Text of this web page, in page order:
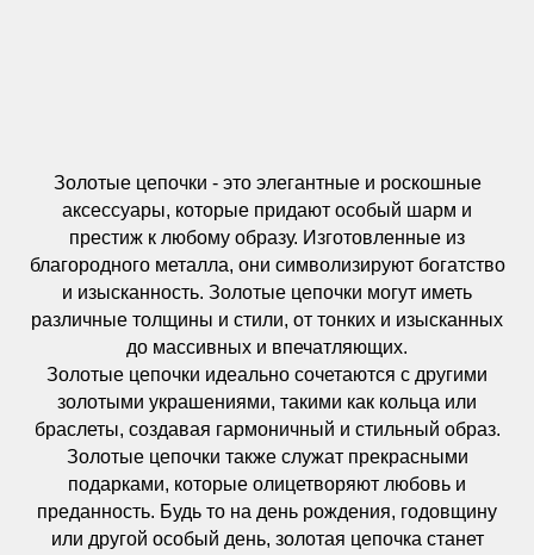
Золотые цепочки - это элегантные и роскошные
аксессуары, которые придают особый шарм и
престиж к любому образу. Изготовленные из
благородного металла, они символизируют богатство
и изысканность. Золотые цепочки могут иметь
различные толщины и стили, от тонких и изысканных
до массивных и впечатляющих.
Золотые цепочки идеально сочетаются с другими
золотыми украшениями, такими как кольца или
браслеты, создавая гармоничный и стильный образ.
Золотые цепочки также служат прекрасными
подарками, которые олицетворяют любовь и
преданность. Будь то на день рождения, годовщину
или другой особый день, золотая цепочка станет